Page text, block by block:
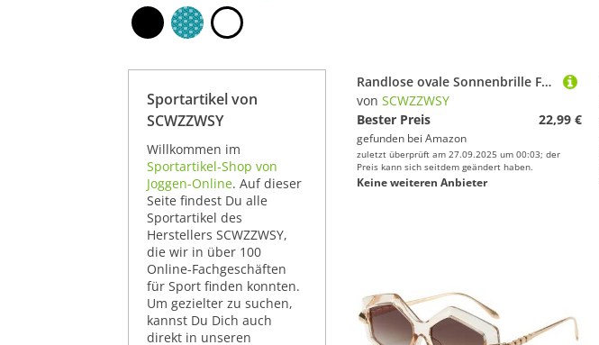
Sportartikel von
SCWZZWSY
Willkommen im
Sportartikel-Shop von
Joggen-Online. Auf dieser
Seite findest Du alle
Sportartikel des
Herstellers SCWZZWSY,
die wir in über 100
Online-Fachgeschäften
für Sport finden konnten.
Um gezielter zu suchen,
kannst Du Dich auch
direkt in unseren
Randlose ovale Sonnenbrille Frauen UV400 kleine Gradientenlinsen Metall Rahmen Punk dekorative Brille Männer Schatten
von SCWZZWSY
Bester Preis
22,99 €
gefunden bei Amazon
zuletzt überprüft am 27.09.2025 um 00:03; der
Preis kann sich seitdem geändert haben.
Keine weiteren Anbieter